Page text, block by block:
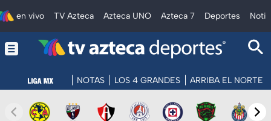
en vivo TV Azteca Azteca UNO Azteca 7 Deportes
NOTAS LOS 4 GRANDES ARRIBA EL NORTE